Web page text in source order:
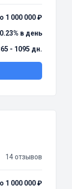
1 000 000 ₽
в день
- 1095 дн.
14 отзывов
1 000 000 ₽